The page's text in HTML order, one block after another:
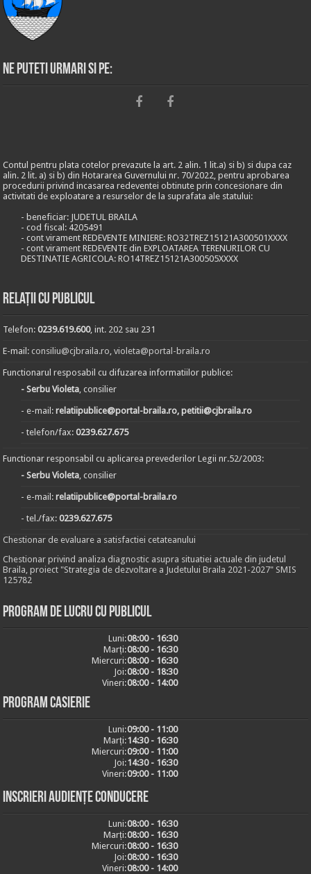
Ne puteti urmari si pe:
Contul pentru plata cotelor prevazute la art. 2 alin. 1 lit.a) si b) si dupa caz
alin. 2 lit. a) si b) din Hotararea Guvernului nr. 70/2022, pentru aprobarea
procedurii privind incasarea redeventei obtinute prin concesionare din
activitati de exploatare a resurselor de la suprafata ale statului:
- beneficiar: JUDETUL BRAILA
- cod fiscal: 4205491
- cont virament REDEVENTE MINIERE: RO32TREZ15121A300501XXXX
- cont virament REDEVENTE din EXPLOATAREA TERENURILOR CU
DESTINATIE AGRICOLA: RO14TREZ15121A300505XXXX
Relații cu publicul
Telefon:0239.619.600, int. 202 sau 231
E-mail:consiliu@cjbraila.ro,violeta@portal-braila.ro
Functionarul resposabil cu difuzarea informatiilor publice:
- Serbu Violeta, consilier
- e-mail:relatiipublice@portal-braila.ro, petitii@cjbraila.ro
- telefon/fax:0239.627.675
Functionar responsabil cu aplicarea prevederilor Legii nr.52/2003:
- Serbu Violeta, consilier
- e-mail:relatiipublice@portal-braila.ro
- tel./fax:0239.627.675
Chestionar de evaluare a satisfactiei cetateanului
Chestionar privind analiza diagnostic asupra situatiei actuale din judetul
Braila, proiect "Strategia de dezvoltare a Judetului Braila 2021-2027" SMIS
125782
Program de lucru cu publicul
Luni:08:00 - 16:30
Marți:08:00 - 16:30
Miercuri:08:00 - 16:30
Joi:08:00 - 18:30
Vineri:08:00 - 14:00
Program casierie
Luni:09:00 - 11:00
Marți:14:30 - 16:30
Miercuri:09:00 - 11:00
Joi:14:30 - 16:30
Vineri:09:00 - 11:00
Inscrieri audiențe conducere
Luni:08:00 - 16:30
Marți:08:00 - 16:30
Miercuri:08:00 - 16:30
Joi:08:00 - 16:30
Vineri:08:00 - 14:00